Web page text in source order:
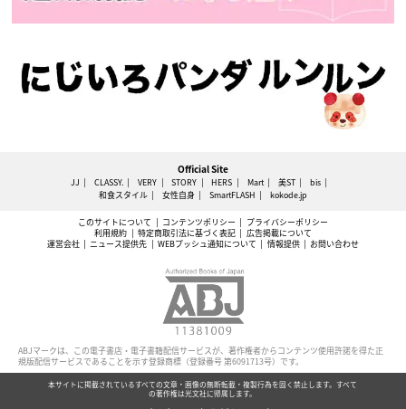
Official Site
JJ CLASSY. VERY STORY HERS Mart 美ST
bis
和食スタイル
女性自身 SmartFLASH kokode.jp
このサイトについて コンテンツポリシー
プライバシーポリシー
利用規約
特定商取引法に基づく表記
広告掲載について
運営会社
ニュース提供先 WEBプッシュ通知について 情報提供 お問い合わせ
ABJマークは、この電子書店・電子書籍配信サービスが、著作権者からコンテンツ使用許諾を得た正
規版配信サービスであることを示す登録商標（登録番号 第6091713号）です。
本サイトに掲載されているすべての文章・画像の無断転載・複製行為を固く禁止します。すべて
の著作権は光文社に帰属します。